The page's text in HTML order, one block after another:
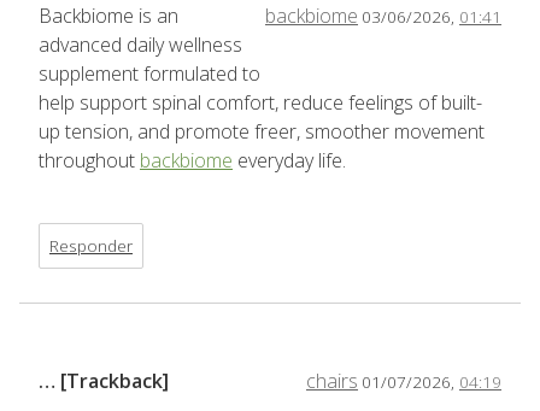
backbiome 03/06/2026, 01:41
Backbiome is an
advanced daily wellness
supplement formulated to
help support spinal comfort, reduce feelings of built-
up tension, and promote freer, smoother movement
throughout backbiome everyday life.
Responder
chairs 01/07/2026, 04:19
… [Trackback]